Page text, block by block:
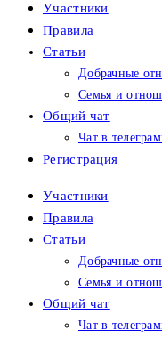
Участники
Правила
Статьи
Добрачные
Семья и
Общий чат
Чат в
Регистрация
Участники
Правила
Статьи
Добрачные
Семья и
Общий чат
Чат в